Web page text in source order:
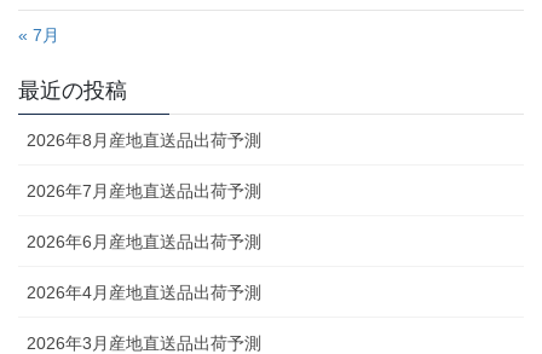
« 7月
最近の投稿
2026年8月産地直送品出荷予測
2026年7月産地直送品出荷予測
2026年6月産地直送品出荷予測
2026年4月産地直送品出荷予測
2026年3月産地直送品出荷予測